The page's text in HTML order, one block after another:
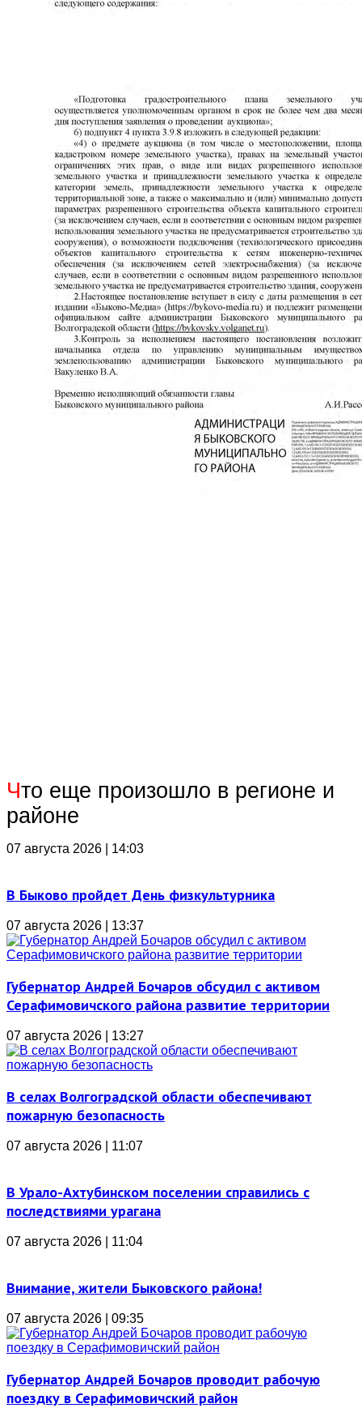
Что еще произошло в регионе и
районе
07 августа 2026 | 14:03
В Быково пройдет День физкультурника
07 августа 2026 | 13:37
Губернатор Андрей Бочаров обсудил с активом
Серафимовичского района развитие территории
07 августа 2026 | 13:27
В селах Волгоградской области обеспечивают
пожарную безопасность
07 августа 2026 | 11:07
В Урало-Ахтубинском поселении справились с
последствиями урагана
07 августа 2026 | 11:04
Внимание, жители Быковского района!
07 августа 2026 | 09:35
Губернатор Андрей Бочаров проводит рабочую
поездку в Серафимовичский район